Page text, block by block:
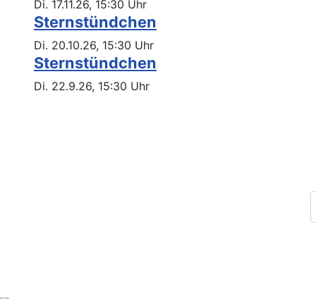
Di. 17.11.26, 15:30 Uhr
Sternstündchen
Di. 20.10.26, 15:30 Uhr
Sternstündchen
Di. 22.9.26, 15:30 Uhr